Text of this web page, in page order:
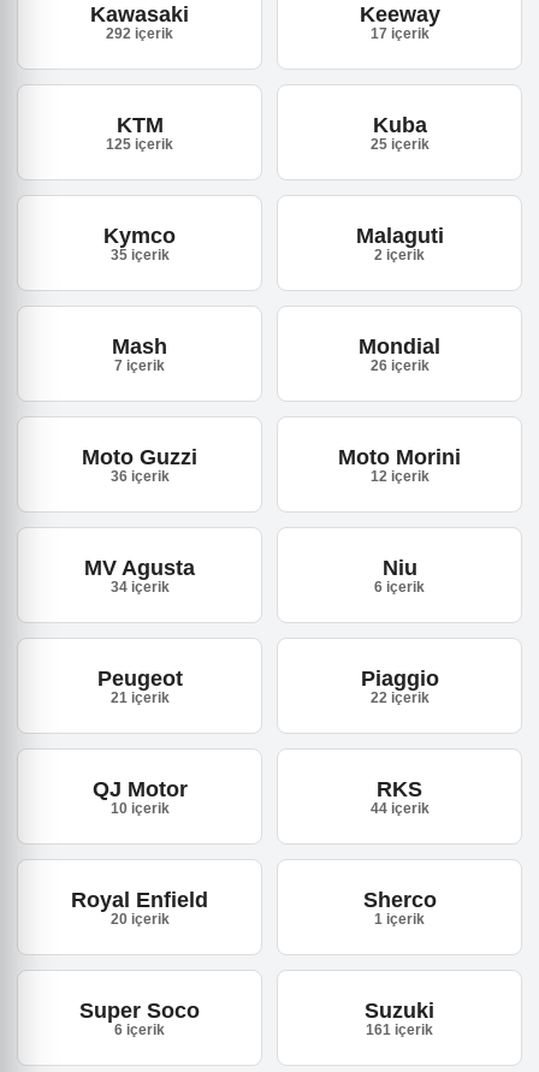
Kawasaki
292 içerik
Keeway
17 içerik
KTM
125 içerik
Kuba
25 içerik
Kymco
35 içerik
Malaguti
2 içerik
Mash
7 içerik
Mondial
26 içerik
Moto Guzzi
36 içerik
Moto Morini
12 içerik
MV Agusta
34 içerik
Niu
6 içerik
Peugeot
21 içerik
Piaggio
22 içerik
QJ Motor
10 içerik
RKS
44 içerik
Royal Enfield
20 içerik
Sherco
1 içerik
Super Soco
6 içerik
Suzuki
161 içerik